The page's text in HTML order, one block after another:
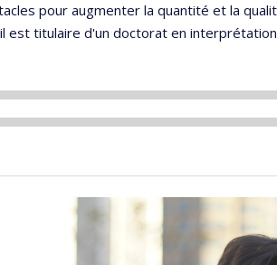
pour augmenter la quantité et la
est titulaire d'un doctorat en